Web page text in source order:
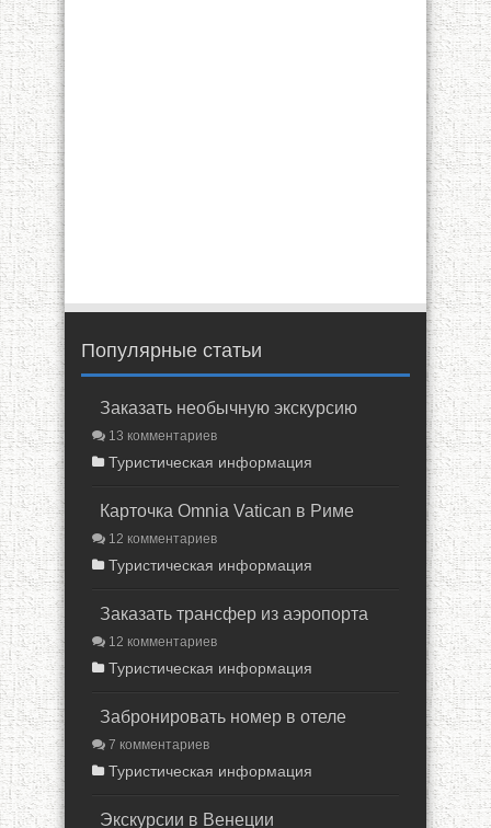
Популярные статьи
Заказать необычную экскурсию
13 комментариев
Туристическая информация
Карточка Omnia Vatican в Риме
12 комментариев
Туристическая информация
Заказать трансфер из аэропорта
12 комментариев
Туристическая информация
Забронировать номер в отеле
7 комментариев
Туристическая информация
Экскурсии в Венеции